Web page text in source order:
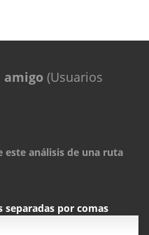
amigo (Usuarios
análisis de una ruta
separadas por comas